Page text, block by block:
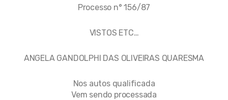
Processo n° 156/87
VISTOS ETC…
ANGELA GANDOLPHI DAS OLIVEIRAS QUARESMA
Nos autos qualificada
Vem sendo processada